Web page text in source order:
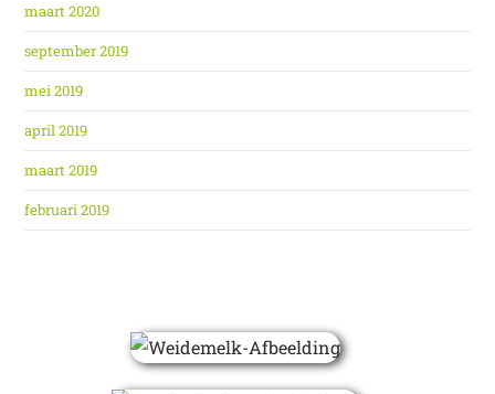
maart 2020
september 2019
mei 2019
april 2019
maart 2019
februari 2019